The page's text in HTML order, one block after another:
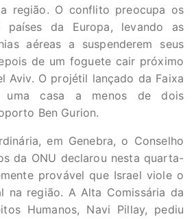
região. O conflito preocupa os
países da Europa, levando as
aéreas a suspenderem seus
de um foguete cair próximo
Aviv. O projétil lançado da Faixa
uma casa a menos de dois
Ben Gurion.
em Genebra, o Conselho
da ONU declarou nesta quarta-
provável que Israel viole o
na região. A Alta Comissária da
Humanos, Navi Pillay, pediu